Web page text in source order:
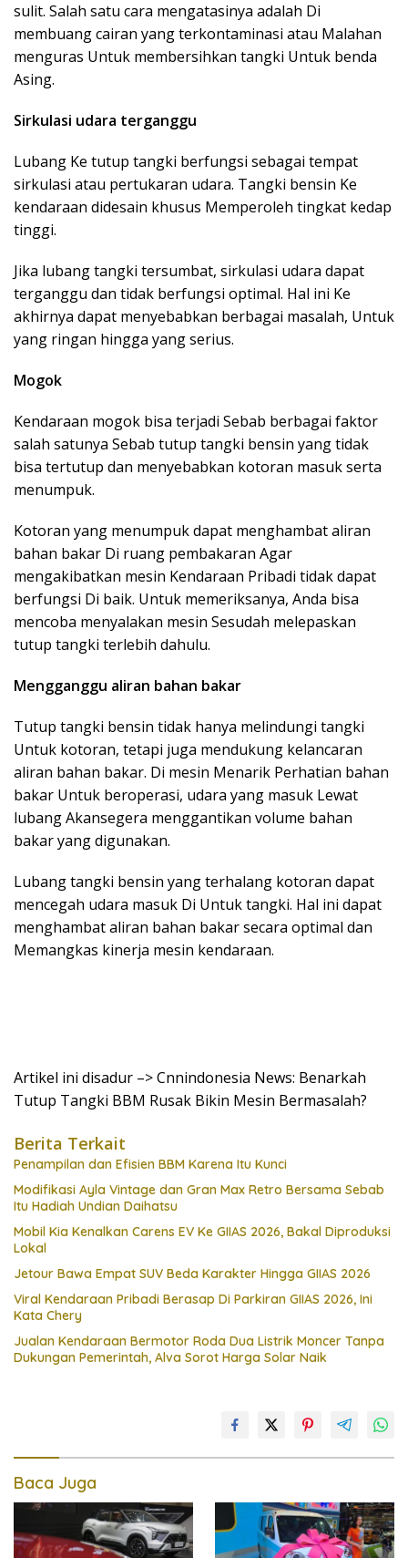
sulit. Salah satu cara mengatasinya adalah Di
membuang cairan yang terkontaminasi atau Malahan
menguras Untuk membersihkan tangki Untuk benda
Asing.
Sirkulasi udara terganggu
Lubang Ke tutup tangki berfungsi sebagai tempat
sirkulasi atau pertukaran udara. Tangki bensin Ke
kendaraan didesain khusus Memperoleh tingkat kedap
tinggi.
Jika lubang tangki tersumbat, sirkulasi udara dapat
terganggu dan tidak berfungsi optimal. Hal ini Ke
akhirnya dapat menyebabkan berbagai masalah, Untuk
yang ringan hingga yang serius.
Mogok
Kendaraan mogok bisa terjadi Sebab berbagai faktor
salah satunya Sebab tutup tangki bensin yang tidak
bisa tertutup dan menyebabkan kotoran masuk serta
menumpuk.
Kotoran yang menumpuk dapat menghambat aliran
bahan bakar Di ruang pembakaran Agar
mengakibatkan mesin Kendaraan Pribadi tidak dapat
berfungsi Di baik. Untuk memeriksanya, Anda bisa
mencoba menyalakan mesin Sesudah melepaskan
tutup tangki terlebih dahulu.
Mengganggu aliran bahan bakar
Tutup tangki bensin tidak hanya melindungi tangki
Untuk kotoran, tetapi juga mendukung kelancaran
aliran bahan bakar. Di mesin Menarik Perhatian bahan
bakar Untuk beroperasi, udara yang masuk Lewat
lubang Akansegera menggantikan volume bahan
bakar yang digunakan.
Lubang tangki bensin yang terhalang kotoran dapat
mencegah udara masuk Di Untuk tangki. Hal ini dapat
menghambat aliran bahan bakar secara optimal dan
Memangkas kinerja mesin kendaraan.
Artikel ini disadur –> Cnnindonesia News: Benarkah
Tutup Tangki BBM Rusak Bikin Mesin Bermasalah?
Berita Terkait
Penampilan dan Efisien BBM Karena Itu Kunci
Modifikasi Ayla Vintage dan Gran Max Retro Bersama Sebab
Itu Hadiah Undian Daihatsu
Mobil Kia Kenalkan Carens EV Ke GIIAS 2026, Bakal Diproduksi
Lokal
Jetour Bawa Empat SUV Beda Karakter Hingga GIIAS 2026
Viral Kendaraan Pribadi Berasap Di Parkiran GIIAS 2026, Ini
Kata Chery
Jualan Kendaraan Bermotor Roda Dua Listrik Moncer Tanpa
Dukungan Pemerintah, Alva Sorot Harga Solar Naik
Baca Juga